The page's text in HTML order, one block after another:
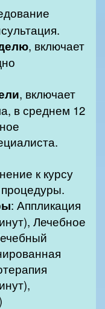
неделю, включает
, включает
к курсу
: Аппликация